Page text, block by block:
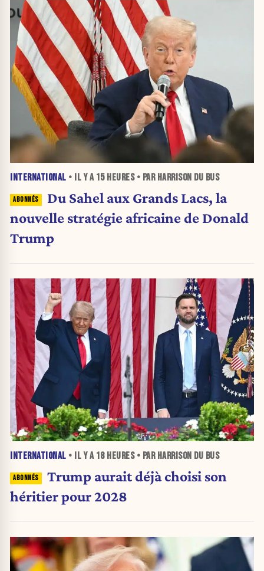
INTERNATIONAL • IL Y A 15 HEURES• PAR HARRISON DU BUS
Du Sahel aux Grands Lacs, la
nouvelle stratégie africaine de Donald
Trump
INTERNATIONAL • IL Y A 18 HEURES• PAR HARRISON DU BUS
Trump aurait déjà choisi son
héritier pour 2028